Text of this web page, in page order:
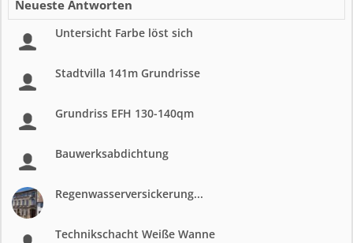
Neueste Antworten
Untersicht Farbe löst sich
Stadtvilla 141m Grundrisse
Grundriss EFH 130-140qm
Bauwerksabdichtung
Regenwasserversickerung...
Technikschacht Weiße Wanne